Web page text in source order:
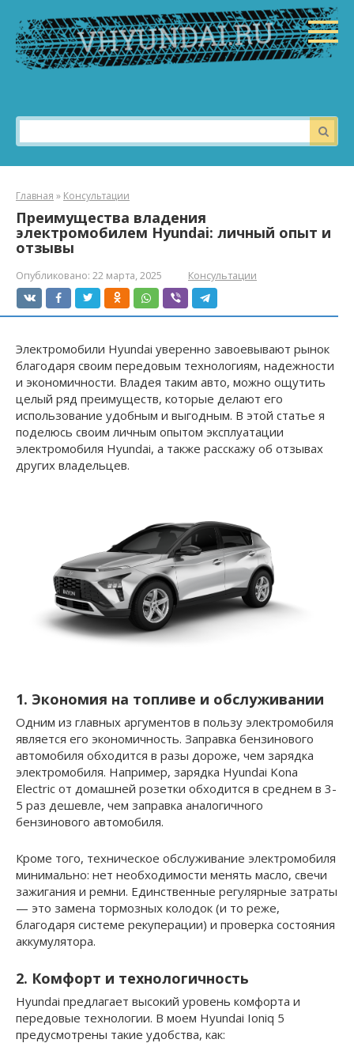
контенту
Поиск:
Главная » Консультации
Преимущества владения
электромобилем Hyundai: личный опыт и
отзывы
Опубликовано: 22 марта, 2025 Консультации
Электромобили Hyundai уверенно завоевывают рынок
благодаря своим передовым технологиям, надежности
и экономичности. Владея таким авто, можно ощутить
целый ряд преимуществ, которые делают его
использование удобным и выгодным. В этой статье я
поделюсь своим личным опытом эксплуатации
электромобиля Hyundai, а также расскажу об отзывах
других владельцев.
1. Экономия на топливе и обслуживании
Одним из главных аргументов в пользу электромобиля
является его экономичность. Заправка бензинового
автомобиля обходится в разы дороже, чем зарядка
электромобиля. Например, зарядка Hyundai Kona
Electric от домашней розетки обходится в среднем в 3-
5 раз дешевле, чем заправка аналогичного
бензинового автомобиля.
Кроме того, техническое обслуживание электромобиля
минимально: нет необходимости менять масло, свечи
зажигания и ремни. Единственные регулярные затраты
— это замена тормозных колодок (и то реже,
благодаря системе рекуперации) и проверка состояния
аккумулятора.
2. Комфорт и технологичность
Hyundai предлагает высокий уровень комфорта и
передовые технологии. В моем Hyundai Ioniq 5
предусмотрены такие удобства, как: